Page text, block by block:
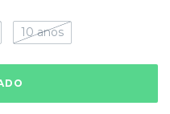
10 anos